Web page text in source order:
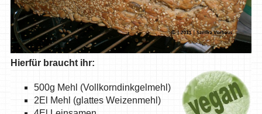
Hierfür braucht ihr:
500g Mehl (Vollkorndinkgelmehl)
2El Mehl (glattes Weizenmehl)